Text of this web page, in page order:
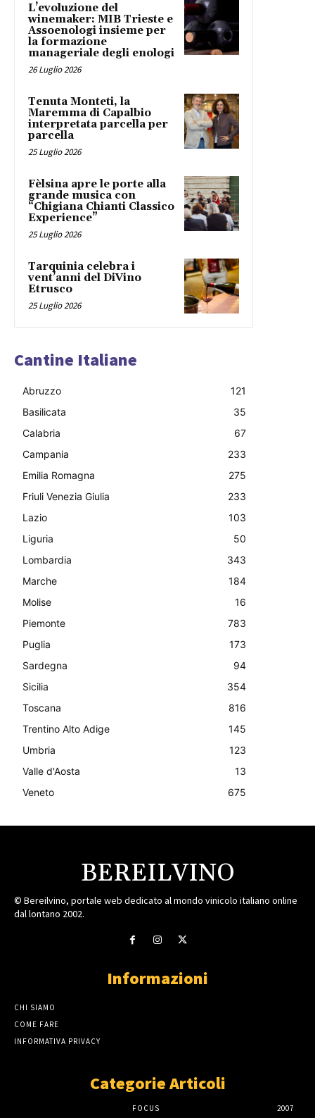
L’evoluzione del
winemaker: MIB Trieste e
Assoenologi insieme per
la formazione
manageriale degli enologi
26 Luglio 2026
Tenuta Monteti, la
Maremma di Capalbio
interpretata parcella per
parcella
25 Luglio 2026
Fèlsina apre le porte alla
grande musica con
“Chigiana Chianti Classico
Experience”
25 Luglio 2026
Tarquinia celebra i
vent’anni del DiVino
Etrusco
25 Luglio 2026
Cantine Italiane
Abruzzo
121
Basilicata
35
Calabria
67
Campania
233
Emilia Romagna
275
Friuli Venezia Giulia
233
Lazio
103
Liguria
50
Lombardia
343
Marche
184
Molise
16
Piemonte
783
Puglia
173
Sardegna
94
Sicilia
354
Toscana
816
Trentino Alto Adige
145
Umbria
123
Valle d'Aosta
13
Veneto
675
BEREILVINO
© Bereilvino, portale web dedicato al mondo vinicolo italiano online
dal lontano 2002.
Informazioni
CHI SIAMO
COME FARE
INFORMATIVA PRIVACY
Categorie Articoli
FOCUS 2007